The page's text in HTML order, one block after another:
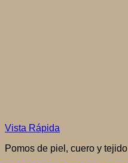
Vista Rápida
Pomos de piel, cuero y tejido